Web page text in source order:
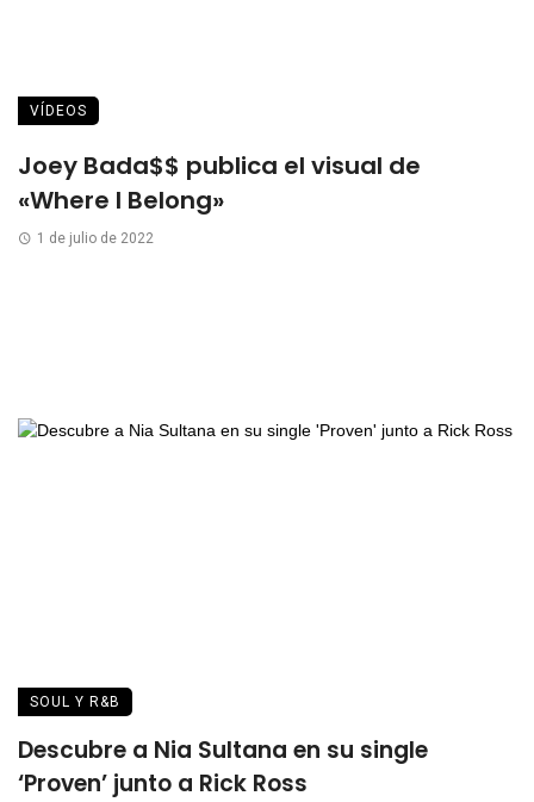
VÍDEOS
Joey Bada$$ publica el visual de
«Where I Belong»
1 de julio de 2022
SOUL Y R&B
Descubre a Nia Sultana en su single
‘Proven’ junto a Rick Ross